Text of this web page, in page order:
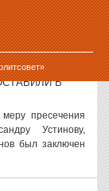
политики
В
пресечения
Устинову,
был заключен